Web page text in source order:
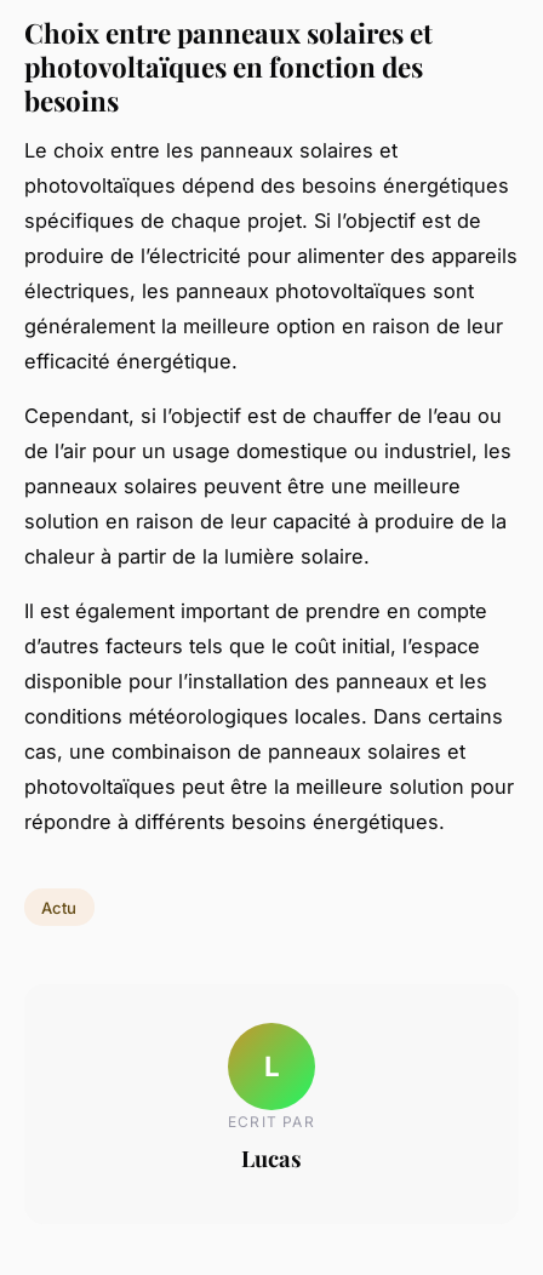
Choix entre panneaux solaires et
photovoltaïques en fonction des
besoins
Le choix entre les panneaux solaires et
photovoltaïques dépend des besoins énergétiques
spécifiques de chaque projet. Si l’objectif est de
produire de l’électricité pour alimenter des appareils
électriques, les panneaux photovoltaïques sont
généralement la meilleure option en raison de leur
efficacité énergétique.
Cependant, si l’objectif est de chauffer de l’eau ou
de l’air pour un usage domestique ou industriel, les
panneaux solaires peuvent être une meilleure
solution en raison de leur capacité à produire de la
chaleur à partir de la lumière solaire.
Il est également important de prendre en compte
d’autres facteurs tels que le coût initial, l’espace
disponible pour l’installation des panneaux et les
conditions météorologiques locales. Dans certains
cas, une combinaison de panneaux solaires et
photovoltaïques peut être la meilleure solution pour
répondre à différents besoins énergétiques.
Actu
L
ECRIT PAR
Lucas